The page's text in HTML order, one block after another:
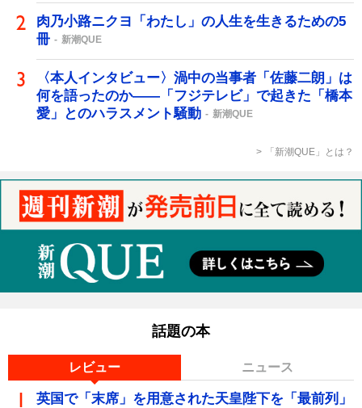
肉乃小路ニクヨ「わたし」の人生を生きるための5
冊
新潮QUE
〈本人インタビュー〉渦中の当事者「佐藤二朗」は
何を語ったのか――「フジテレビ」で起きた「橋本
愛」とのハラスメント騒動
新潮QUE
「新潮QUE」とは？
話題の本
レビュー ニュース
英国で「末席」を用意された天皇陛下を「最前列」